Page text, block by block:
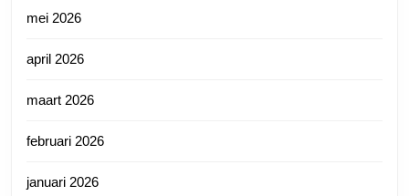
mei 2026
april 2026
maart 2026
februari 2026
januari 2026